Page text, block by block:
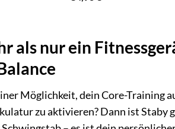
als nur ein
Möglichkeit, dein Core-Training
zu aktivieren? Dann ist Staby